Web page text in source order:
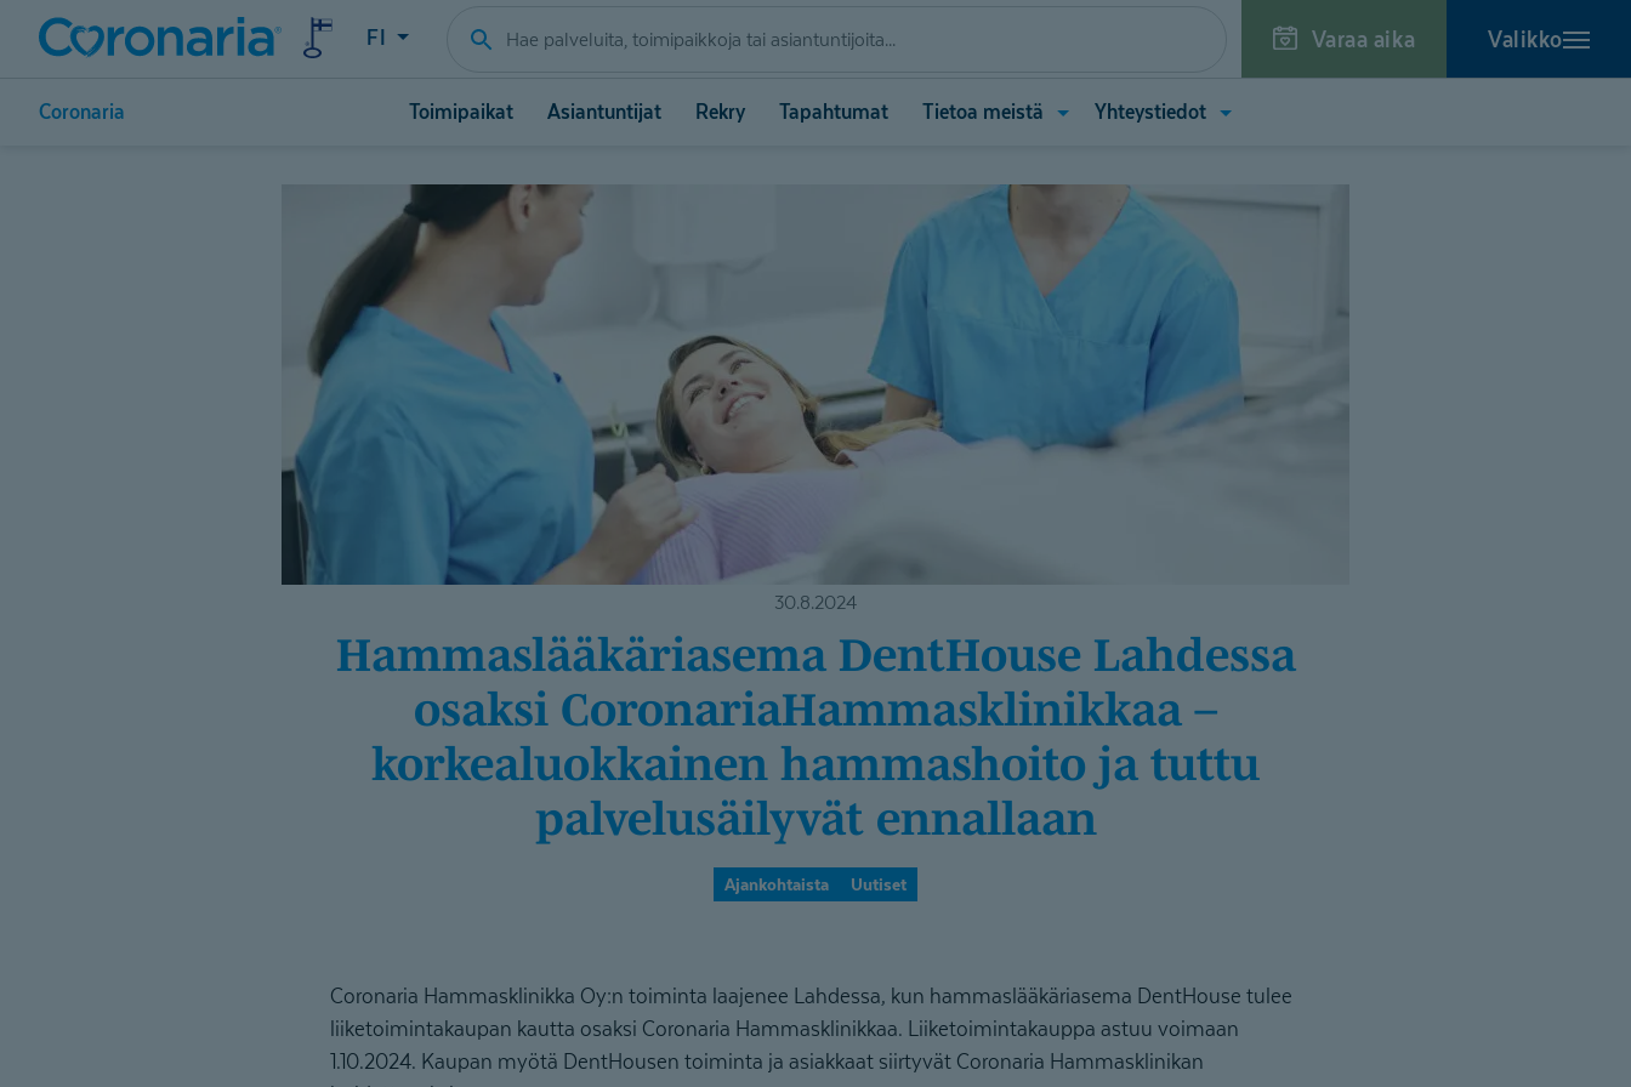
FI Varaa aika Valikko
Coronaria Toimipaikat Asiantuntijat Rekry Tapahtumat Tietoa meistä Avaa
meistä)
Yhteystiedot Avaa
30.8.2024
Hammaslää­kä­riasema DentHouse Lahdessa
osaksi Coronaria­Ham­mask­li­nikkaa –
korkealuok­kainen hammashoito ja tuttu
palvelusäilyvät ennallaan
Ajankohtaista Uutiset
Coronaria Hammasklinikka Oy:n toiminta laajenee Lahdessa, kun hammaslääkäriasema DentHouse tulee
liiketoimintakaupan kautta osaksi Coronaria Hammasklinikkaa. Liiketoimintakauppa astuu voimaan
1.10.2024. Kaupan myötä DentHousen toiminta ja asiakkaat siirtyvät Coronaria Hammasklinikan